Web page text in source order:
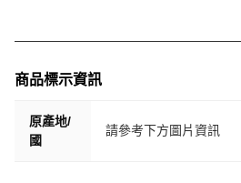
商品標示資訊
原產地/
國
請參考下方圖片資訊